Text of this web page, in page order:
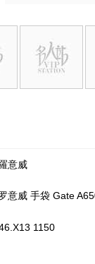
意威
意威 手袋 Gate
1150